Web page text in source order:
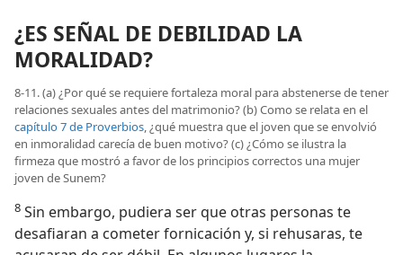
¿ES SEÑAL DE DEBILIDAD LA
MORALIDAD?
8-11. (a) ¿Por qué se requiere fortaleza moral para abstenerse de tener
relaciones sexuales antes del matrimonio? (b) Como se relata en el
capítulo 7 de Proverbios, ¿qué muestra que el joven que se envolvió
en inmoralidad carecía de buen motivo? (c) ¿Cómo se ilustra la
firmeza que mostró a favor de los principios correctos una mujer
joven de Sunem?
8 Sin embargo, pudiera ser que otras personas te
desafiaran a cometer fornicación y, si rehusaras, te